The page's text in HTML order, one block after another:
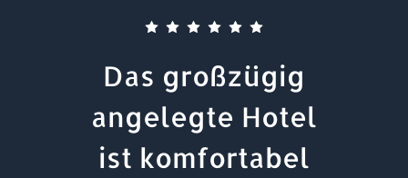
Das großzügig
angelegte Hotel
ist komfortabel